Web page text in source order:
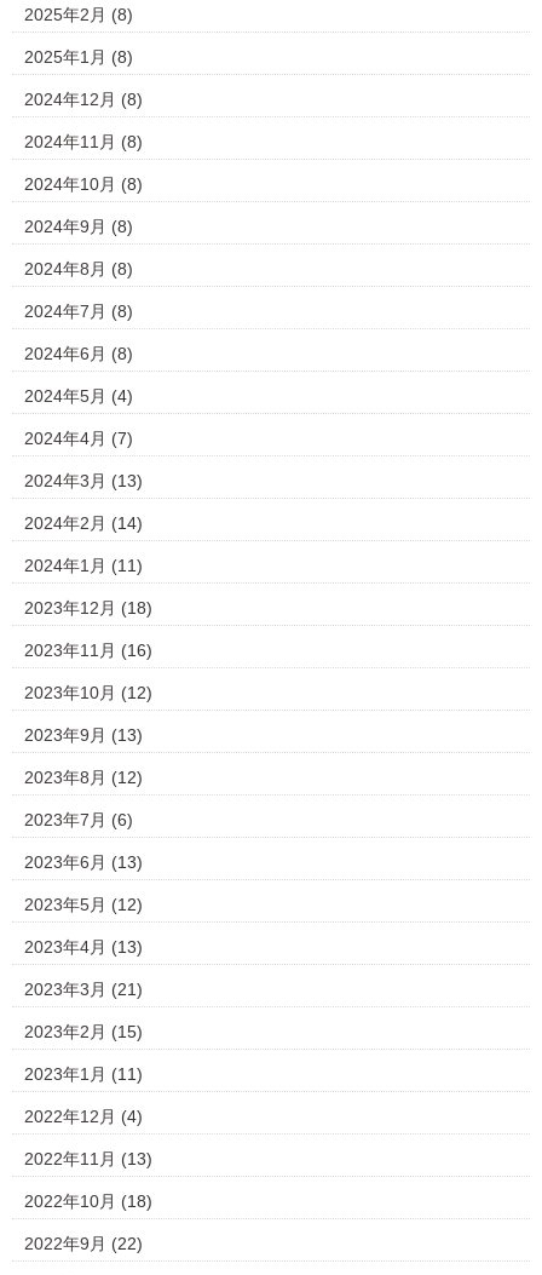
2025年2月 (8)
2025年1月 (8)
2024年12月 (8)
2024年11月 (8)
2024年10月 (8)
2024年9月 (8)
2024年8月 (8)
2024年7月 (8)
2024年6月 (8)
2024年5月 (4)
2024年4月 (7)
2024年3月 (13)
2024年2月 (14)
2024年1月 (11)
2023年12月 (18)
2023年11月 (16)
2023年10月 (12)
2023年9月 (13)
2023年8月 (12)
2023年7月 (6)
2023年6月 (13)
2023年5月 (12)
2023年4月 (13)
2023年3月 (21)
2023年2月 (15)
2023年1月 (11)
2022年12月 (4)
2022年11月 (13)
2022年10月 (18)
2022年9月 (22)